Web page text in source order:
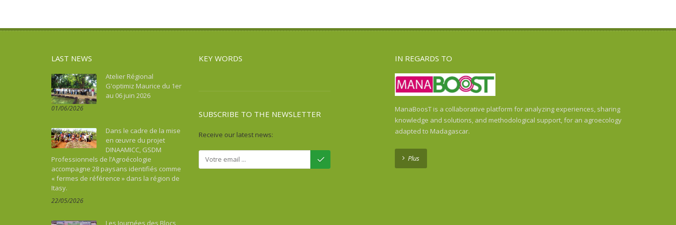
LAST NEWS
Atelier Régional
G'optimiz Maurice du 1er
au 06 juin 2026
01/06/2026
Dans le cadre de la mise
en œuvre du projet
DINAAMICC, GSDM
Professionnels de l’Agroécologie
accompagne 28 paysans identifiés comme
« fermes de référence » dans la région de
Itasy.
22/05/2026
Les Journées des Blocs
KEY WORDS
SUBSCRIBE TO THE NEWSLETTER
Receive our latest news:
IN REGARDS TO
ManaBoosT is a collaborative platform for analyzing experiences, sharing
knowledge and solutions, and methodological support, for an agroecology
adapted to Madagascar.
Plus